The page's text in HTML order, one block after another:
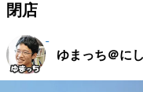
閉店
ゆまっち＠に